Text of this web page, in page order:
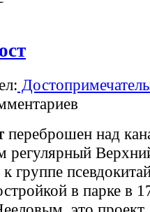
переброшен над
регулярный
группе
в парке в